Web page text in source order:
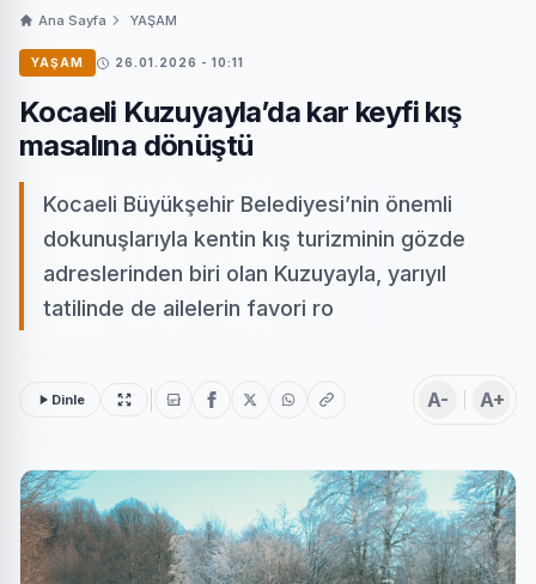
Ana Sayfa YAŞAM
YAŞAM 26.01.2026 - 10:11
Kocaeli Kuzuyayla’da kar keyfi kış
masalına dönüştü
Kocaeli Büyükşehir Belediyesi’nin önemli
dokunuşlarıyla kentin kış turizminin gözde
adreslerinden biri olan Kuzuyayla, yarıyıl
tatilinde de ailelerin favori ro
Dinle A- A+